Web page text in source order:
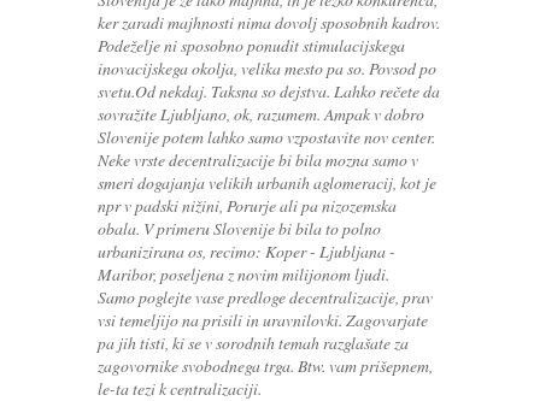
ker zaradi majhnosti nima dovolj sposobnih kadrov.
Podeželje ni sposobno ponudit stimulacijskega
inovacijskega okolja, velika mesto pa so. Povsod po
svetu.Od nekdaj. Taksna so dejstva. Lahko rečete da
sovražite Ljubljano, ok, razumem. Ampak v dobro
Slovenije potem lahko samo vzpostavite nov center.
Neke vrste decentralizacije bi bila mozna samo v
smeri dogajanja velikih urbanih aglomeracij, kot je
npr v padski nižini, Porurje ali pa nizozemska
obala. V primeru Slovenije bi bila to polno
urbanizirana os, recimo: Koper - Ljubljana -
Maribor, poseljena z novim milijonom ljudi.
Samo poglejte vase predloge decentralizacije, prav
vsi temeljijo na prisili in uravnilovki. Zagovarjate
pa jih tisti, ki se v sorodnih temah razglašate za
zagovornike svobodnega trga. Btw. vam prišepnem,
le-ta tezi k centralizaciji.